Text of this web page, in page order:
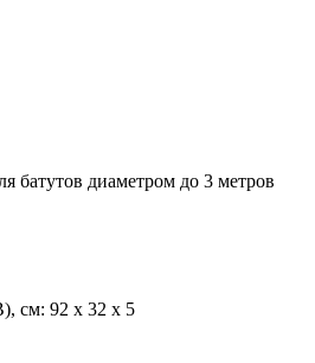
батутов диаметром до 3 метров
см: 92 х 32 х 5